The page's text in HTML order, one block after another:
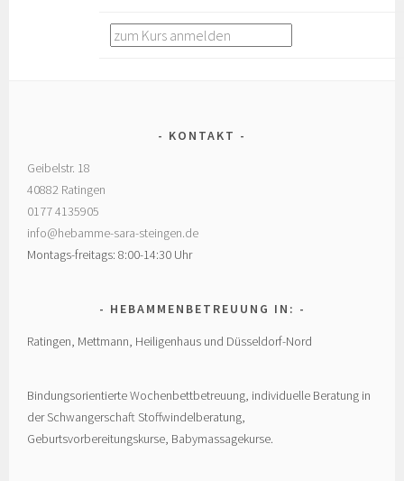
KONTAKT
Geibelstr. 18
40882 Ratingen
0177 4135905
info@hebamme-sara-steingen.de
Montags-freitags: 8:00-14:30 Uhr
HEBAMMENBETREUUNG IN:
Ratingen, Mettmann, Heiligenhaus und Düsseldorf-Nord
Bindungsorientierte Wochenbettbetreuung, individuelle Beratung in
der Schwangerschaft Stoffwindelberatung,
Geburtsvorbereitungskurse, Babymassagekurse.